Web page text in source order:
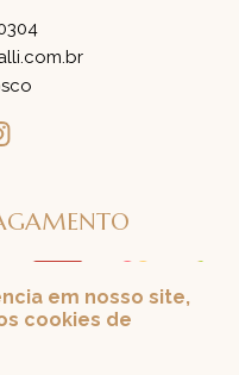
em nosso site,
cookies de